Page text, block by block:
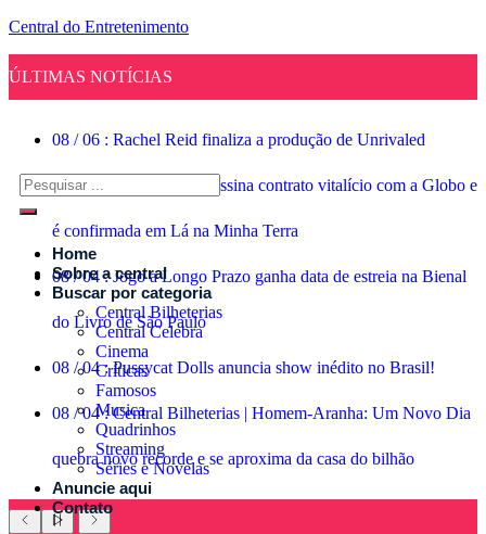
Central do Entretenimento
ÚLTIMAS NOTÍCIAS
08 / 06 : Rachel Reid finaliza a produção de Unrivaled
08 / 04 Suelly Franco assina contrato vitalício com a Globo e
é confirmada em Lá na Minha Terra
08 / 04 : Jogo a Longo Prazo ganha data de estreia na Bienal
do Livro de São Paulo
08 / 04 : Pussycat Dolls anuncia show inédito no Brasil!
08 / 04 : Central Bilheterias | Homem-Aranha: Um Novo Dia
quebra novo recorde e se aproxima da casa do bilhão
Home
Sobre a central
Buscar por categoria
Central Bilheterias
Central Celebra
Cinema
Críticas
Famosos
Musica
Quadrinhos
Streaming
Séries e Novelas
Anuncie aqui
Contato